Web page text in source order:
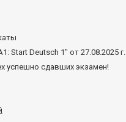
Start Deutsch 1" от 27.08.2025 г.
успешно сдавших экзамен!